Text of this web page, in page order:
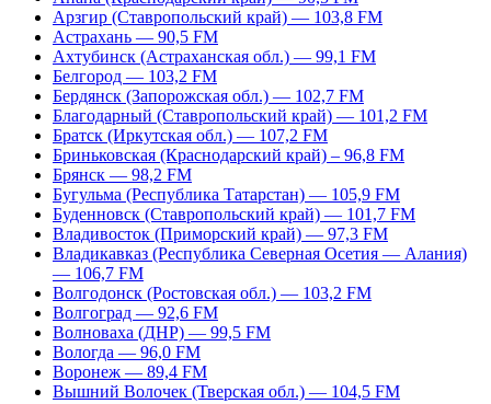
Арзгир (Ставропольский край) — 103,8 FM
Астрахань — 90,5 FM
Ахтубинск (Астраханская обл.) — 99,1 FM
Белгород — 103,2 FM
Бердянск (Запорожская обл.) — 102,7 FM
Благодарный (Ставропольский край) — 101,2 FM
Братск (Иркутская обл.) — 107,2 FM
Бриньковская (Краснодарский край) – 96,8 FM
Брянск — 98,2 FM
Бугульма (Республика Татарстан) — 105,9 FM
Буденновск (Ставропольский край) — 101,7 FM
Владивосток (Приморский край) — 97,3 FM
Владикавказ (Республика Северная Осетия — Алания)
— 106,7 FM
Волгодонск (Ростовская обл.) — 103,2 FM
Волгоград — 92,6 FM
Волноваха (ДНР) — 99,5 FM
Вологда — 96,0 FM
Воронеж — 89,4 FM
Вышний Волочек (Тверская обл.) — 104,5 FM